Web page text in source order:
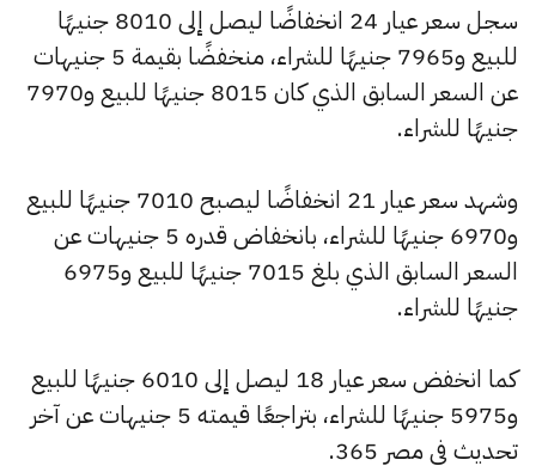
سجل سعر عيار 24 انخفاضًا ليصل إلى 8010 جنيهًا
للبيع و7965 جنيهًا للشراء، منخفضًا بقيمة 5 جنيهات
عن السعر السابق الذي كان 8015 جنيهًا للبيع و7970
جنيهًا للشراء.
وشهد سعر عيار 21 انخفاضًا ليصبح 7010 جنيهًا للبيع
و6970 جنيهًا للشراء، بانخفاض قدره 5 جنيهات عن
السعر السابق الذي بلغ 7015 جنيهًا للبيع و6975
جنيهًا للشراء.
كما انخفض سعر عيار 18 ليصل إلى 6010 جنيهًا للبيع
و5975 جنيهًا للشراء، بتراجعًا قيمته 5 جنيهات عن آخر
تحديث في مصر 365.